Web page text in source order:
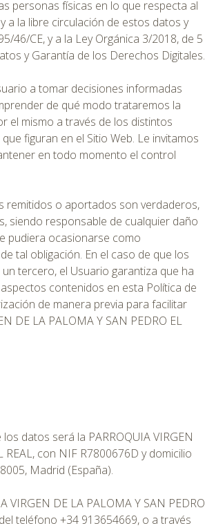
personas físicas en lo que respecta al
a la libre circulación de estos datos y
46/CE, y a la Ley Orgánica 3/2018, de 5
y Garantía de los Derechos Digitales.
a tomar decisiones informadas
de qué modo trataremos la
el mismo a través de los distintos
figuran en el Sitio Web. Le invitamos
en todo momento el control
remitidos o aportados son verdaderos,
siendo responsable de cualquier daño
pudiera ocasionarse como
tal obligación. En el caso de que los
tercero, el Usuario garantiza que ha
contenidos en esta Política de
de manera previa para facilitar
DE LA PALOMA Y SAN PEDRO EL
datos será la PARROQUIA VIRGEN
REAL, con NIF R7800676D y domicilio
Madrid (España).
VIRGEN DE LA PALOMA Y SAN PEDRO
teléfono +34 913654669, o a través